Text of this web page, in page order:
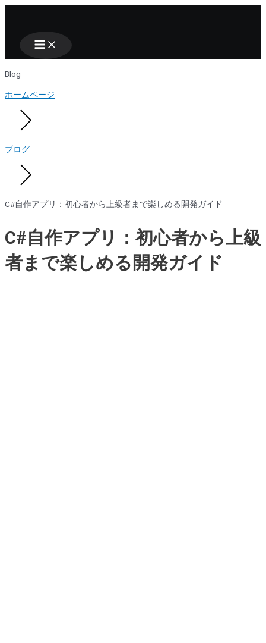
Nhảy
Main
Blog
ホームページ
ブログ
C#自作アプリ：初心者から上級者まで楽しめる開発ガイド
C#自作アプリ：初心者から上級
者まで楽しめる開発ガイド